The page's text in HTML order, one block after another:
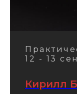
12 - 13
Кирилл